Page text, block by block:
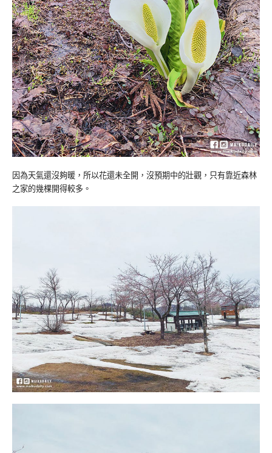
因為天氣還沒夠暖，所以花還未全開，沒預期中的壯觀，只有靠近森林
之家的幾棵開得較多。